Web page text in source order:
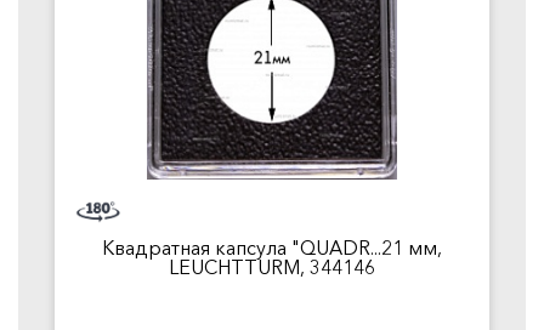
Квадратная капсула "QUADR...21 мм,
LEUCHTTURM, 344146